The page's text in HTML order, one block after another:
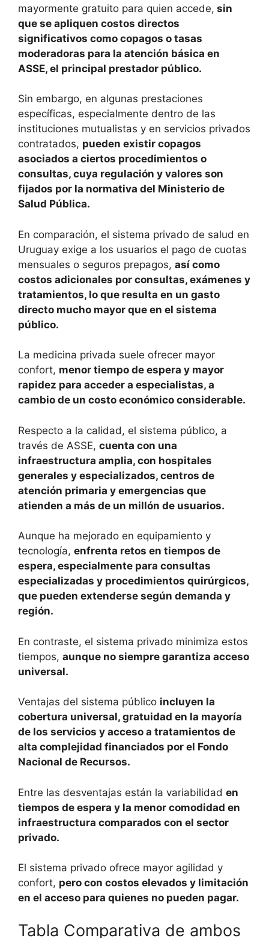
mayormente gratuito para quien accede, sin
que se apliquen costos directos
significativos como copagos o tasas
moderadoras para la atención básica en
ASSE, el principal prestador público.
Sin embargo, en algunas prestaciones
específicas, especialmente dentro de las
instituciones mutualistas y en servicios privados
contratados, pueden existir copagos
asociados a ciertos procedimientos o
consultas, cuya regulación y valores son
fijados por la normativa del Ministerio de
Salud Pública.
En comparación, el sistema privado de salud en
Uruguay exige a los usuarios el pago de cuotas
mensuales o seguros prepagos, así como
costos adicionales por consultas, exámenes y
tratamientos, lo que resulta en un gasto
directo mucho mayor que en el sistema
público.
La medicina privada suele ofrecer mayor
confort, menor tiempo de espera y mayor
rapidez para acceder a especialistas, a
cambio de un costo económico considerable.
Respecto a la calidad, el sistema público, a
través de ASSE, cuenta con una
infraestructura amplia, con hospitales
generales y especializados, centros de
atención primaria y emergencias que
atienden a más de un millón de usuarios.
Aunque ha mejorado en equipamiento y
tecnología, enfrenta retos en tiempos de
espera, especialmente para consultas
especializadas y procedimientos quirúrgicos,
que pueden extenderse según demanda y
región.
En contraste, el sistema privado minimiza estos
tiempos, aunque no siempre garantiza acceso
universal.
Ventajas del sistema público incluyen la
cobertura universal, gratuidad en la mayoría
de los servicios y acceso a tratamientos de
alta complejidad financiados por el Fondo
Nacional de Recursos.
Entre las desventajas están la variabilidad en
tiempos de espera y la menor comodidad en
infraestructura comparados con el sector
privado.
El sistema privado ofrece mayor agilidad y
confort, pero con costos elevados y limitación
en el acceso para quienes no pueden pagar.
Tabla Comparativa de ambos